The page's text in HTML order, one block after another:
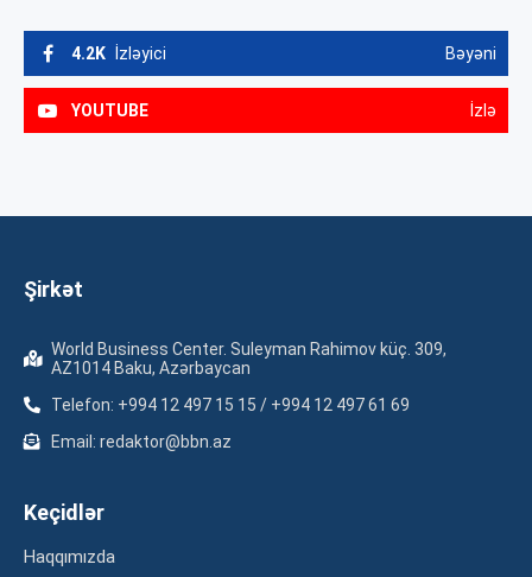
4.2K İzləyici Bəyəni
YOUTUBE İzlə
Şirkət
World Business Center. Suleyman Rahimov küç. 309,
AZ1014 Baku, Azərbaycan
Telefon: +994 12 497 15 15 / +994 12 497 61 69
Email: redaktor@bbn.az
Keçidlər
Haqqımızda